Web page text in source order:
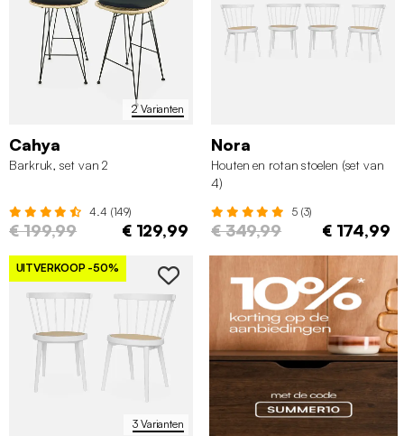
2 Varianten
Cahya
Barkruk, set van 2
4.4 (149)
€ 199,99 € 129,99
Nora
Houten en rotan stoelen (set van
4)
5 (3)
€ 349,99 € 174,99
3 Varianten
UITVERKOOP -50%